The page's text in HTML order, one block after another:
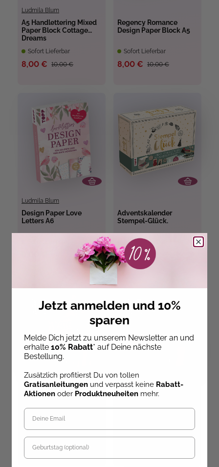
Ludmila Blum
A5 Handlettering Mixed
Paper Block Cottage
Dreams
Sofort Lieferbar
10,00 €
8,00 €
Regency Romance
Design Paper Block A5
Sofort Lieferbar
10,00 €
8,00 €
Ludmila Blum
Design Paper Love
Letters A6
Adventskalender
Stempel-Glück.
Sofort Lieferbar
29,99 €
Ludmila Blum
Gute zu allem. Mit
Handlettering-
Grundkurs
8,00 €
Ludmila Blum
Jetzt anmelden und 10%
sparen
Melde Dich jetzt zu unserem Newsletter an und
erhalte 10% Rabatt* auf Deine nächste
Bestellung.
Zusätzlich profitierst Du von tollen
Gratisanleitungen und verpasst keine Rabatt-
Aktionen oder Produktneuheiten mehr.
Geburtstag